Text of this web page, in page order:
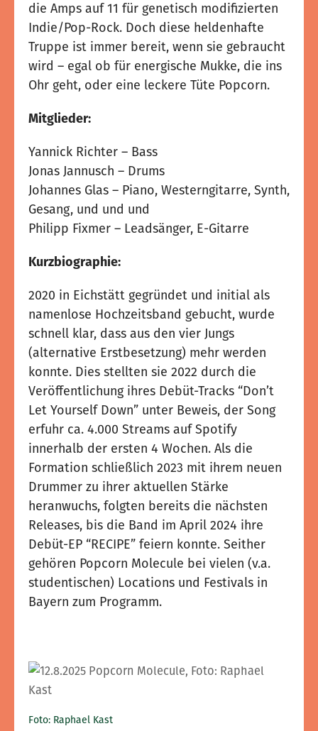
die Amps auf 11 für genetisch modifizierten
Indie/Pop-Rock. Doch diese heldenhafte
Truppe ist immer bereit, wenn sie gebraucht
wird – egal ob für energische Mukke, die ins
Ohr geht, oder eine leckere Tüte Popcorn.
Mitglieder:
Yannick Richter – Bass
Jonas Jannusch – Drums
Johannes Glas – Piano, Westerngitarre, Synth,
Gesang, und und und
Philipp Fixmer – Leadsänger, E-Gitarre
Kurzbiographie:
2020 in Eichstätt gegründet und initial als
namenlose Hochzeitsband gebucht, wurde
schnell klar, dass aus den vier Jungs
(alternative Erstbesetzung) mehr werden
konnte. Dies stellten sie 2022 durch die
Veröffentlichung ihres Debüt-Tracks “Don’t
Let Yourself Down” unter Beweis, der Song
erfuhr ca. 4.000 Streams auf Spotify
innerhalb der ersten 4 Wochen. Als die
Formation schließlich 2023 mit ihrem neuen
Drummer zu ihrer aktuellen Stärke
heranwuchs, folgten bereits die nächsten
Releases, bis die Band im April 2024 ihre
Debüt-EP “RECIPE” feiern konnte. Seither
gehören Popcorn Molecule bei vielen (v.a.
studentischen) Locations und Festivals in
Bayern zum Programm.
Foto: Raphael Kast